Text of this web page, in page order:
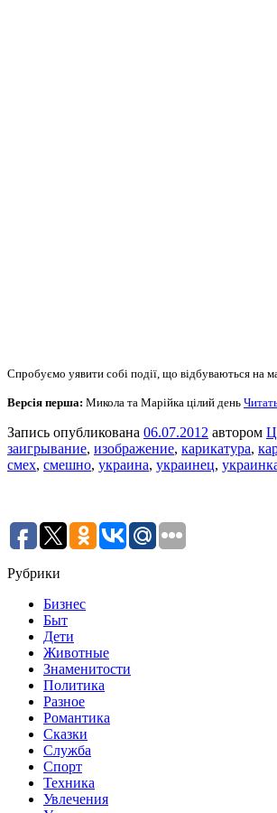
Спробуємо уявити собі події, що відбуваються на
Версія перша: Микола та Марійка цілий день
Запись опубликована 06.07.2012 автором
заигрывание, изображение, карикатура,
смех, смешно, украина, украинец,
Рубрики
Бизнес
Быт
Дети
Животные
Знаменитости
Политика
Разное
Романтика
Сказки
Служба
Спорт
Техника
Увлечения